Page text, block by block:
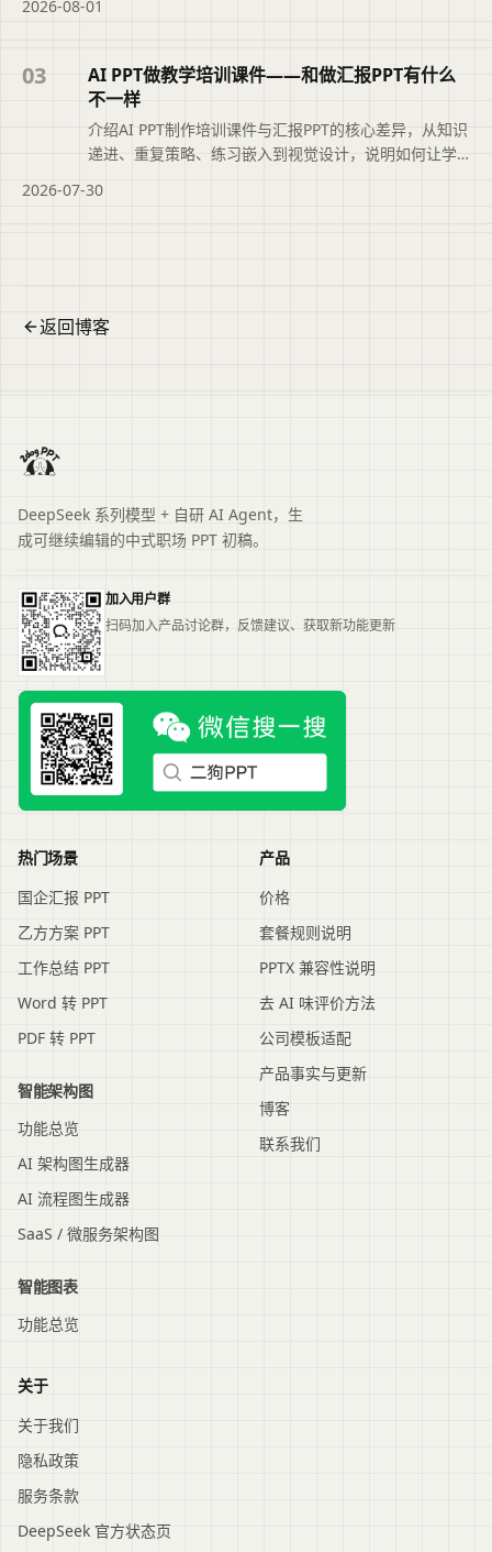
大纲版本记录功能，帮助职场人快速定位正确文件，提
面主题、主要内容与适用场景，再进入原文查看完整信
息。
2026-08-01
03
AI PPT做教学培训课件——和做汇报PPT有什么
不一样
介绍AI PPT制作培训课件与汇报PPT的核心差异，从知识
递进、重复策略、练习嵌入到视觉设计，说明如何让学
纲、控制内容密度和改写案例的具体方法。文章摘要依
2026-07-30
返回博客
DeepSeek 系列模型 + 自研 AI Agent，生
成可继续编辑的中式职场 PPT 初稿。
加入用户群
扫码加入产品讨论群，反馈建议、获取新功能更新
热门场景
国企汇报 PPT
乙方方案 PPT
工作总结 PPT
Word 转 PPT
PDF 转 PPT
智能架构图
功能总览
AI 架构图生成器
AI 流程图生成器
SaaS / 微服务架构图
智能图表
功能总览
产品
价格
套餐规则说明
PPTX 兼容性说明
去 AI 味评价方法
公司模板适配
产品事实与更新
博客
联系我们
关于
关于我们
隐私政策
服务条款
DeepSeek 官方状态页